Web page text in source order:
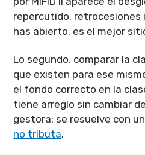
repercutido, retrocesiones
has abierto, es el mejor
Lo segundo, comparar la
que existen para ese
el fondo correcto en la
tiene arreglo sin cambiar
gestora: se resuelve con un
no tributa.